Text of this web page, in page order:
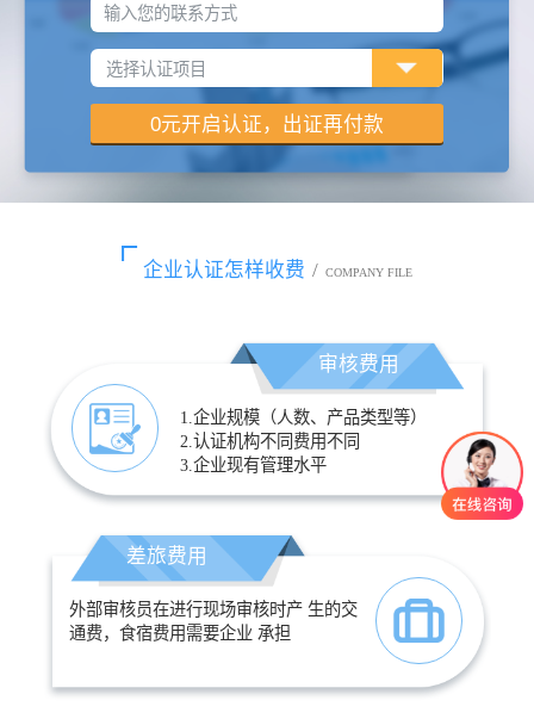
输入您的联系方式
企业认证怎样收费 / COMPANY FILE
审核费用
1.企业规模（人数、产品类型等）
2.认证机构不同费用不同
3.企业现有管理水平
差旅费用
外部审核员在进行现场审核时产 生的交
通费，食宿费用需要企业 承担